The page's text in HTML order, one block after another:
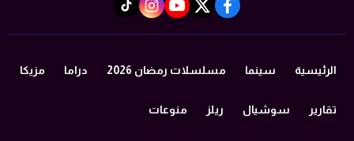
facebook
twitter
youtube
instagram
tiktok
الرئيسية سينما مسلسلات رمضان 2026 دراما مزيكا
تقارير سوشيال ريلز منوعات